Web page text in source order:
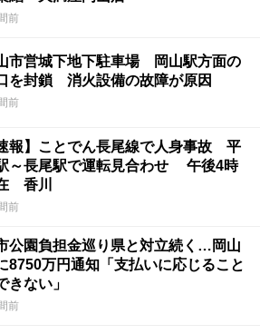
前
市営城下地下駐車場 岡山駅方面の
を封鎖 消火設備の故障が原因
前
報】ことでん長尾線で人身事故 平
～長尾駅で運転見合わせ 午後4時
香川
前
公園負担金巡り県と対立続く…岡山
8750万円通知「支払いに応じること
きない」
前